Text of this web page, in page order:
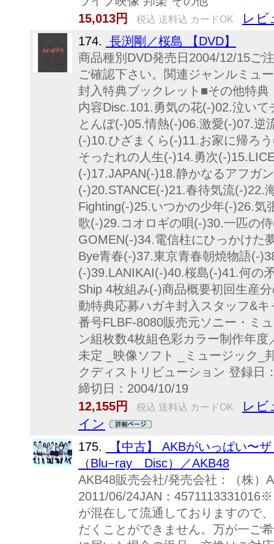
15,013円
税込 送料込 カードOK レビ
174.
長渕剛／桜島 【DVD】
商品種別DVD発売日2004/12/15ご
ご確認下さい。関連ジャンルミュ
封入特典ブックレット■その他特
内容Disc.101.勇気の花(-)02.泣い
とんぼ(-)05.情熱(-)06.激愛(-)07.逆
(-)10.ひざまくら(-)11.お家に帰ろ
そったれの人生(-)14.勇次(-
(-)17.JAPAN(-)18.静かなるアフガ
(-)20.STANCE(-)21.春待気流(-)22.
Fighting(-)25.いつかの少年(-)26.気
歌(-)29.コオロギの唄(-)30.一匹の
GOMEN(-)34.電信柱にひっかけた
Bye青春(-)37.東京青春朝焼物語(-
(-)39.LANIKAI(-)40.桜島(-)41.何の
Ship 4枚組み(-)商品概要初回生産
動特典応募ハガキ封入スタッフ&
番号FLBF-8080販売元ソニー・ミ
ン組枚数4枚組色彩カラー制作年
未定 _映像ソフト _ミュージック_
クディストリビューション 登録日
締切日：2004/10/19
12,155円
税込 送料込 カードOK
レビ
イン
175.
【中古】 AKBがいっぱい〜
（Blu−ray Disc）／AKB48
AKB48販売会社/発売会社：（株）
2011/06/24JAN：
が混在して流通しておりますので
だくことができません。万が一ご